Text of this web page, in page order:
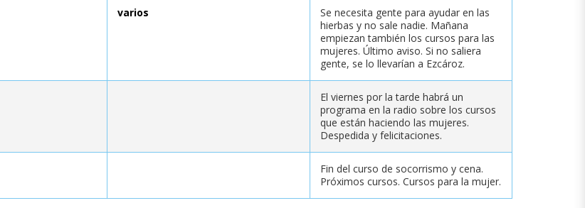
varios
Se necesita gente para ayudar en las
hierbas y no sale nadie. Mañana
empiezan también los cursos para las
mujeres. Último aviso. Si no saliera
gente, se lo llevarían a Ezcároz.
El viernes por la tarde habrá un
programa en la radio sobre los cursos
que están haciendo las mujeres.
Despedida y felicitaciones.
Fin del curso de socorrismo y cena.
Próximos cursos. Cursos para la mujer.